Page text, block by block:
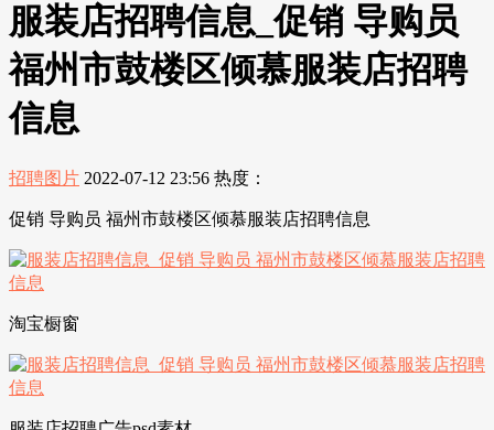
服装店招聘信息_促销 导购员
福州市鼓楼区倾慕服装店招聘
信息
招聘图片 2022-07-12 23:56 热度：
促销 导购员 福州市鼓楼区倾慕服装店招聘信息
淘宝橱窗